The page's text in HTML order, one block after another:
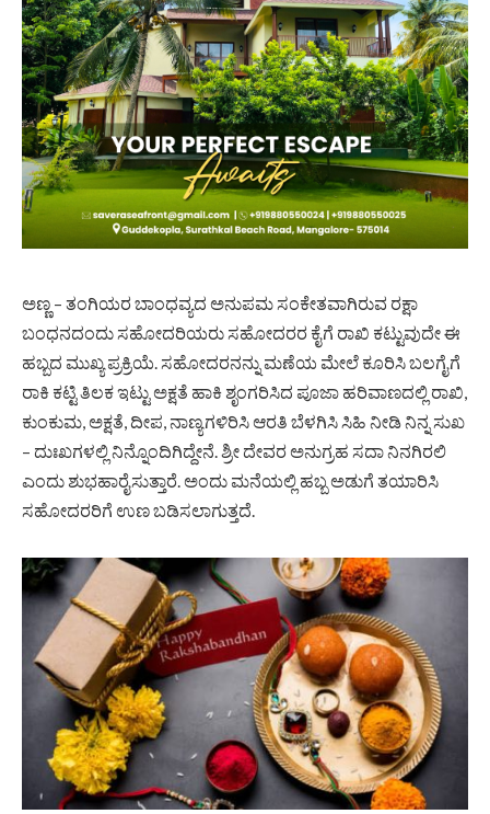
ಅಣ್ಣ – ತಂಗಿಯರ ಬಾಂಧವ್ಯದ ಅನುಪಮ ಸಂಕೇತವಾಗಿರುವ ರಕ್ಷಾ
ಬಂಧನದಂದು ಸಹೋದರಿಯರು ಸಹೋದರರ ಕೈಗೆ ರಾಖಿ ಕಟ್ಟುವುದೇ ಈ
ಹಬ್ಬದ‌ ಮುಖ್ಯ ಪ್ರಕ್ರಿಯೆ. ಸಹೋದರನನ್ನು ಮಣೆಯ ಮೇಲೆ ಕೂರಿಸಿ ಬಲಗೈಗೆ
ರಾಕಿ ಕಟ್ಟಿ ತಿಲಕ ಇಟ್ಟು ಅಕ್ಷತೆ ಹಾಕಿ ಶೃಂಗರಿಸಿದ ಪೂಜಾ ಹರಿವಾಣದಲ್ಲಿ ರಾಖಿ,
ಕುಂಕುಮ, ಅಕ್ಷತೆ, ದೀಪ,‌ ನಾಣ್ಯಗಳಿರಿಸಿ ಆರತಿ‌ ಬೆಳಗಿಸಿ ಸಿಹಿ ನೀಡಿ ನಿನ್ನ ಸುಖ
– ದುಃಖಗಳಲ್ಲಿ ನಿನ್ನೊಂದಿಗಿದ್ದೇನೆ. ಶ್ರೀ ದೇವರ ಅನುಗ್ರಹ ಸದಾ ನಿನಗಿರಲಿ
ಎಂದು ಶುಭಹಾರೈಸುತ್ತಾರೆ. ಅಂದು ಮನೆಯಲ್ಲಿ ಹಬ್ಬ ಅಡುಗೆ ತಯಾರಿಸಿ
ಸಹೋದರರಿಗೆ ಉಣ ಬಡಿಸಲಾಗುತ್ತದೆ.